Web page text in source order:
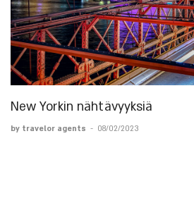
New Yorkin nähtävyyksiä
by travelor agents - 08/02/2023